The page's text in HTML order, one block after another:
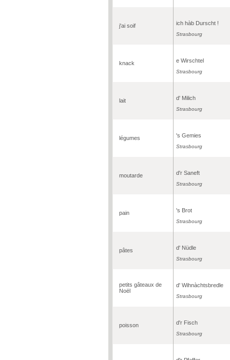
j'ai soif ich hàb Durscht !
Strasbourg
knack e Wirschtel
Strasbourg
lait d' Milich
Strasbourg
légumes 's Gemies
Strasbourg
moutarde d'r Saneft
Strasbourg
pain 's Brot
Strasbourg
pâtes d' Nüdle
Strasbourg
petits gâteaux de
Noël
d' Wihnàchtsbredle
Strasbourg
poisson d'r Fisch
Strasbourg